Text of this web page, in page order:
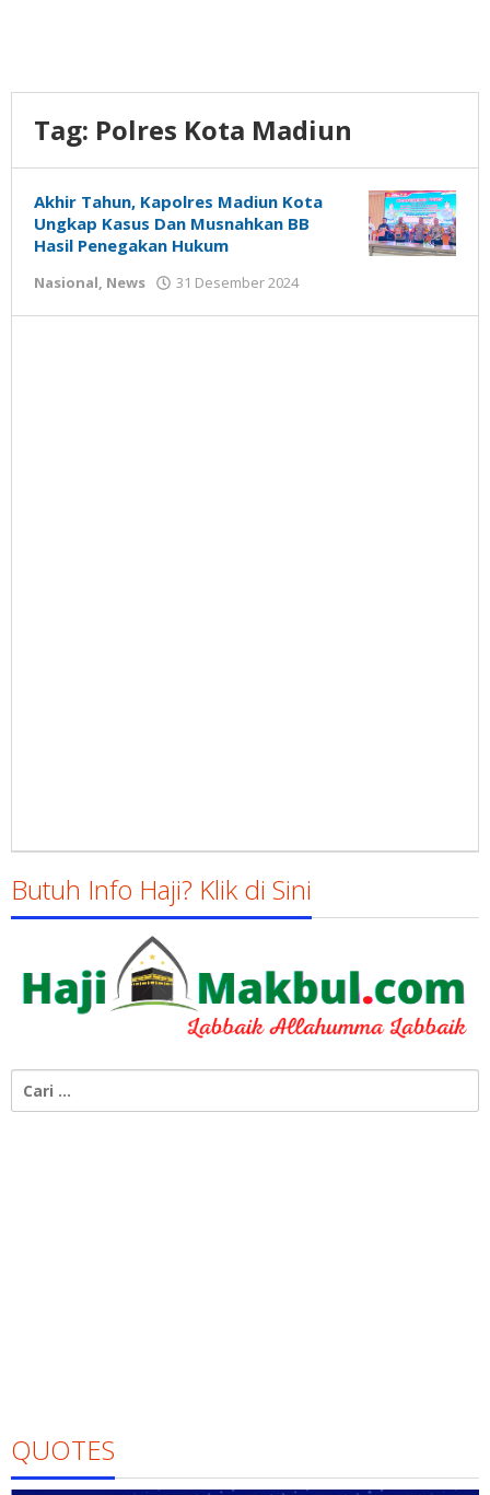
Tag: Polres Kota Madiun
Akhir Tahun, Kapolres Madiun Kota
Ungkap Kasus Dan Musnahkan BB
Hasil Penegakan Hukum
Nasional, News 31 Desember 2024
Susanto
Butuh Info Haji? Klik di Sini
untuk:
QUOTES